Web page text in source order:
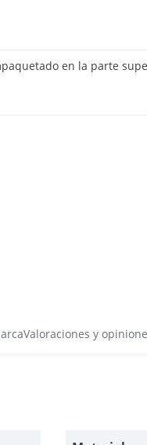
en la parte
Valoraciones y